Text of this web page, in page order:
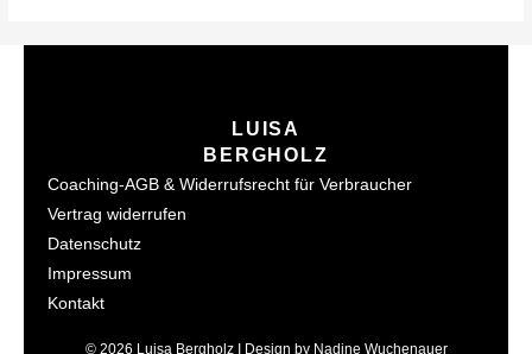
LUISA
BERGHOLZ
Coaching-AGB & Widerrufsrecht für Verbraucher
Vertrag widerrufen
Datenschutz
Impressum
Kontakt
© 2026 Luisa Bergholz I Design by Nadine Wuchenauer